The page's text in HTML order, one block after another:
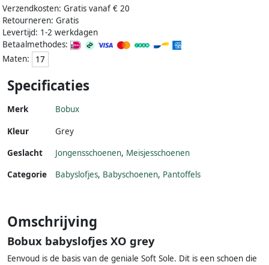
Verzendkosten: Gratis vanaf € 20
Retourneren: Gratis
Levertijd: 1-2 werkdagen
Betaalmethodes:
Maten:
17
Specificaties
Merk Bobux
Kleur
Grey
Geslacht
Jongensschoenen, Meisjesschoenen
Categorie
Babyslofjes, Babyschoenen, Pantoffels
Omschrijving
Bobux babyslofjes XO grey
Eenvoud is de basis van de geniale Soft Sole. Dit is een schoen die